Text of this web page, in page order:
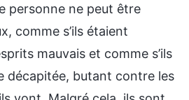
personne ne peut être
comme s’ils étaient
mauvais et comme s’ils
décapitée, butant contre les